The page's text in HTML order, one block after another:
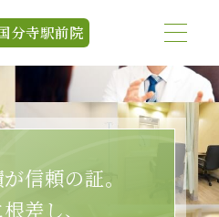
分寺駅前院
信頼の証。
差し、